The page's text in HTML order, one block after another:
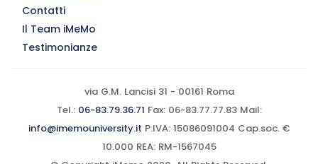
Contatti
Il Team iMeMo
Testimonianze
via G.M. Lancisi 31 - 00161 Roma
Tel.:06-83.79.36.71 Fax: 06-83.77.77.83 Mail:
info@imemouniversity.it P.IVA: 15086091004 Cap.soc. €
10.000 REA: RM-1567045